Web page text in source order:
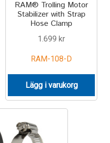
RAM® Trolling Motor
Stabilizer with Strap
Hose Clamp
1.699 kr
RAM-108-D
Lägg i varukorg